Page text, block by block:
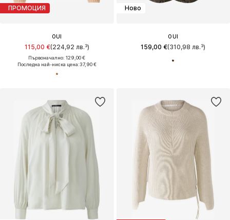
ПРОМОЦИЯ
OUI
115,00 €(224,92 лв.³)
Първоначално: 129,00 €
Последна най-ниска цена:37,90 €
Ново
OUI
159,00 €(310,98 лв.³)